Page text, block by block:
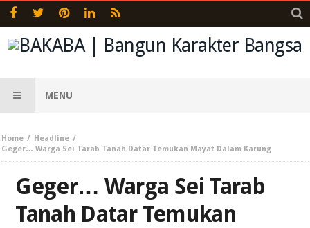
MENU
Home
Headline
Geger… Warga Sei Tarab Tanah Datar Temukan Mayat Dalam Karung
Geger… Warga Sei Tarab
Tanah Datar Temukan